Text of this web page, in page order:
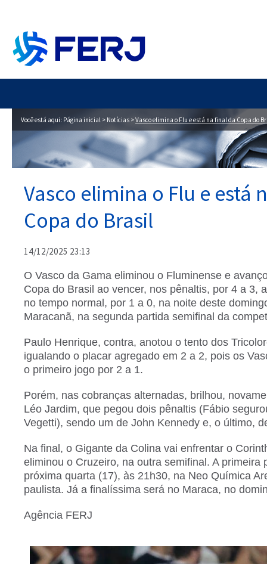
Você está aqui: Página inicial > Notícias >Vasco elimina o Flu e está na final da Copa do
Vasco elimina o Flu e está
Copa do Brasil
14/12/2025 23:13
O Vasco da Gama eliminou o Fluminense e
Copa do Brasil ao vencer, nos pênaltis, por 4 a 3,
no tempo normal, por 1 a 0, na noite deste
Maracanã, na segunda partida semifinal da
Paulo Henrique, contra, anotou o tento dos
igualando o placar agregado em 2 a 2, pois os
o primeiro jogo por 2 a 1.
Porém, nas cobranças alternadas, brilhou,
Léo Jardim, que pegou dois pênaltis (Fábio
Vegetti), sendo um de John Kennedy e, o último,
Na final, o Gigante da Colina vai enfrentar o
eliminou o Cruzeiro, na outra semifinal. A primeira
próxima quarta (17), às 21h30, na Neo Química
paulista. Já a finalíssima será no Maraca, no
Agência FERJ